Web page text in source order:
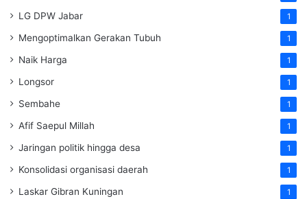
LG DPW Jabar 1
Mengoptimalkan Gerakan Tubuh 1
Naik Harga 1
Longsor 1
Sembahe 1
Afif Saepul Millah 1
Jaringan politik hingga desa 1
Konsolidasi organisasi daerah 1
Laskar Gibran Kuningan 1